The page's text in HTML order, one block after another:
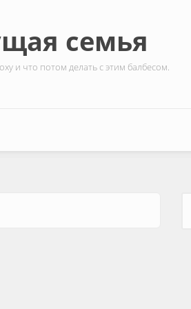
семья
и что потом делать с этим балбесом.